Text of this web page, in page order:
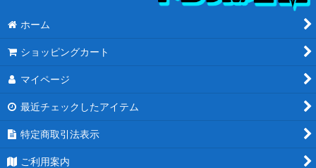
ホーム
ショッピングカート
マイページ
最近チェックしたアイテム
特定商取引法表示
ご利用案内